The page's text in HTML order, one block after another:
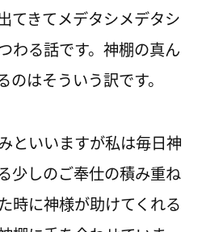
てきてメデタシメデタシ
わる話です。神棚の真ん
はそういう訳です。
といいますが私は毎日神
少しのご奉仕の積み重ね
時に神様が助けてくれる